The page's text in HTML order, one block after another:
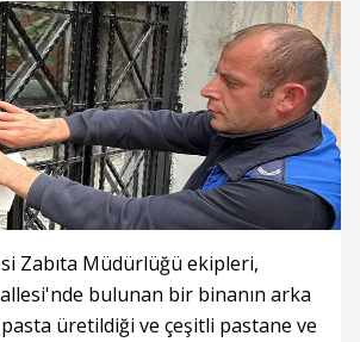
Zabıta Müdürlüğü ekipleri,
bulunan bir binanın arka
üretildiği ve çeşitli pastane ve